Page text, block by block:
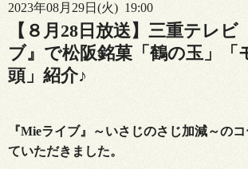
2023年08月29日(火) 19:00
【８月28日放送】三重テレビ
ブ』で松阪銘菓「鶴の玉」「
頭」紹介♪
『Mieライブ』～いさじのさじ加減～の
ていただきました。